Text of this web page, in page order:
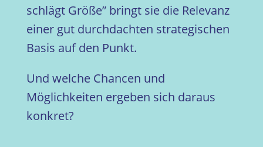
schlägt Größe” bringt sie die Relevanz
einer gut durchdachten strategischen
Basis auf den Punkt.
Und welche Chancen und
Möglichkeiten ergeben sich daraus
konkret?